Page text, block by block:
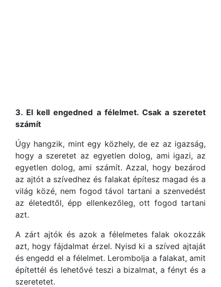
3. El kell engedned a félelmet. Csak a szeretet
számít
Úgy hangzik, mint egy közhely, de ez az igazság,
hogy a szeretet az egyetlen dolog, ami igazi, az
egyetlen dolog, ami számít. Azzal, hogy bezárod
az ajtót a szívedhez és falakat építesz magad és a
világ közé, nem fogod távol tartani a szenvedést
az életedtől, épp ellenkezőleg, ott fogod tartani
azt.
A zárt ajtók és azok a félelmetes falak okozzák
azt, hogy fájdalmat érzel. Nyisd ki a szíved ajtaját
és engedd el a félelmet. Lerombolja a falakat, amit
építettél és lehetővé teszi a bizalmat, a fényt és a
szeretetet.